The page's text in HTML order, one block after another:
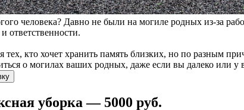
человека? Давно не были на могиле родных из-за
ответственности.
тех, кто хочет хранить память близких, но по разным
о могилах ваших родных, даже если вы далеко или у
уборка — 5000 руб.